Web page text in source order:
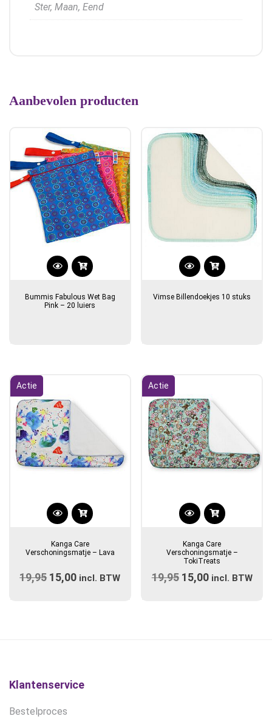
Ster, Maan, Eend
Aanbevolen producten
Bummis Fabulous Wet Bag
Pink – 20 luiers
Vimse Billendoekjes 10 stuks
Actie
Kanga Care
Verschoningsmatje – Lava
19,95 Oorspronkelijke
15,00 Huidige
incl. BTW
Actie
Kanga Care
Verschoningsmatje –
TokiTreats
19,95 Oorspronkelijke
15,00Huidige
incl. BTW
Klantenservice
Bestelproces